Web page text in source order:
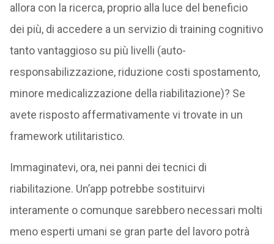
allora con la ricerca, proprio alla luce del beneficio
dei più, di accedere a un servizio di training cognitivo
tanto vantaggioso su più livelli (auto-
responsabilizzazione, riduzione costi spostamento,
minore medicalizzazione della riabilitazione)? Se
avete risposto affermativamente vi trovate in un
framework utilitaristico.
Immaginatevi, ora, nei panni dei tecnici di
riabilitazione. Un’app potrebbe sostituirvi
interamente o comunque sarebbero necessari molti
meno esperti umani se gran parte del lavoro potrà